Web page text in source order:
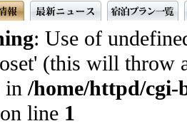
: Use of
(this will throw
in/home/httpd/cgi-
on line 1